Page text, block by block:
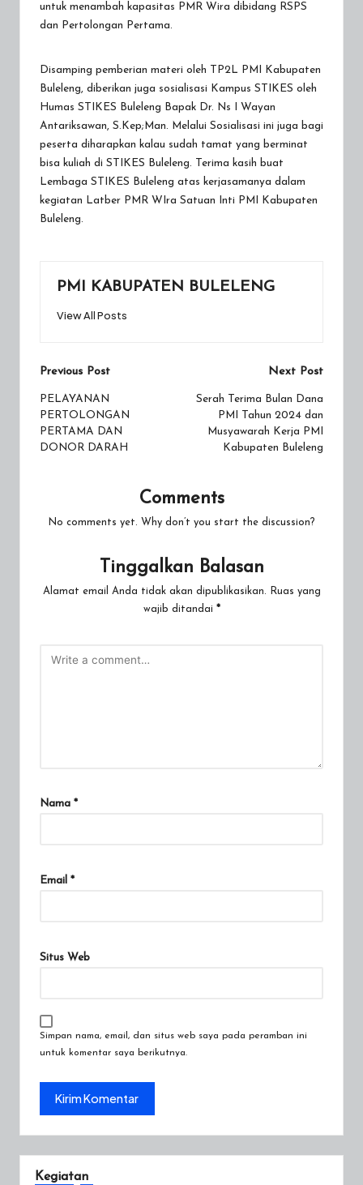
untuk menambah kapasitas PMR Wira dibidang RSPS
dan Pertolongan Pertama.
Disamping pemberian materi oleh TP2L PMI Kabupaten
Buleleng, diberikan juga sosialisasi Kampus STIKES oleh
Humas STIKES Buleleng Bapak Dr. Ns I Wayan
Antariksawan, S.Kep;Man. Melalui Sosialisasi ini juga bagi
peserta diharapkan kalau sudah tamat yang berminat
bisa kuliah di STIKES Buleleng. Terima kasih buat
Lembaga STIKES Buleleng atas kerjasamanya dalam
kegiatan Latber PMR WIra Satuan Inti PMI Kabupaten
Buleleng.
PMI KABUPATEN BULELENG
View All Posts
Post
navigation
Previous Post
PELAYANAN
PERTOLONGAN
PERTAMA DAN
DONOR DARAH
Next Post
Serah Terima Bulan Dana
PMI Tahun 2024 dan
Musyawarah Kerja PMI
Kabupaten Buleleng
Comments
No comments yet. Why don’t you start the discussion?
Tinggalkan Balasan
Alamat email Anda tidak akan dipublikasikan.
Ruas yang
wajib ditandai *
Nama *
Email *
Situs Web
Simpan nama, email, dan situs web saya pada peramban ini
untuk komentar saya berikutnya.
Kegiatan